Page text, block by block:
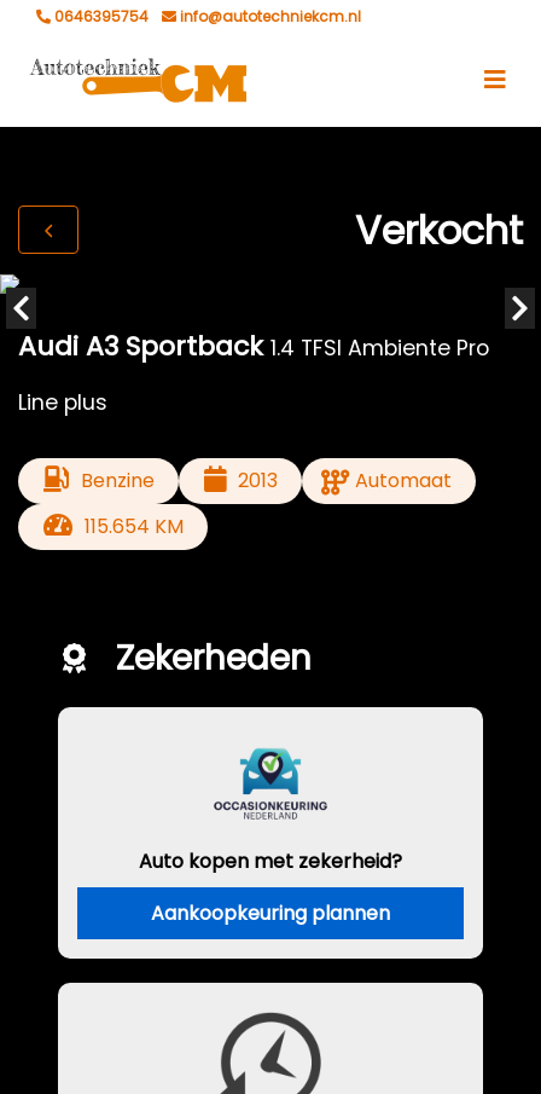
0646395754 info@autotechniekcm.nl
Verkocht
Audi A3 Sportback 1.4 TFSI Ambiente Pro
Line plus
Benzine 2013
Automaat
115.654 KM
Zekerheden
Auto kopen met zekerheid?
Aankoopkeuring plannen